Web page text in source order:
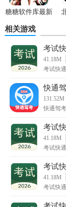
【考试快通app
环境，帮助用户
2. 知识点精讲：
图文解析等形式
3. 错题集：自动
糖糖软件库最新
版
相关游戏
考试
41.18M
考试快
快通
131.52M
快通驾
考试
41.18M
考试快
考试
41.18M
考试快